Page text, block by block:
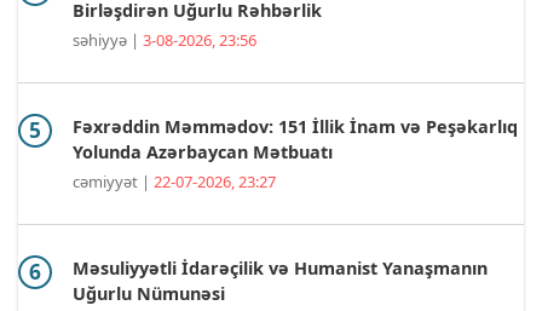
Birləşdirən Uğurlu Rəhbərlik
səhiyyə | 3-08-2026, 23:56
Fəxrəddin Məmmədov: 151 İllik İnam və Peşəkarlıq
Yolunda Azərbaycan Mətbuatı
cəmiyyət | 22-07-2026, 23:27
Məsuliyyətli İdarəçilik və Humanist Yanaşmanın
Uğurlu Nümunəsi